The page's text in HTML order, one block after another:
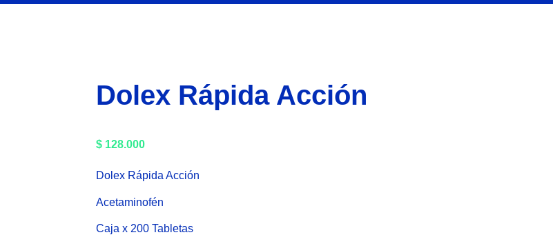
Dolex Rápida Acción
$ 128.000
Dolex Rápida Acción
Acetaminofén
Caja x 200 Tabletas